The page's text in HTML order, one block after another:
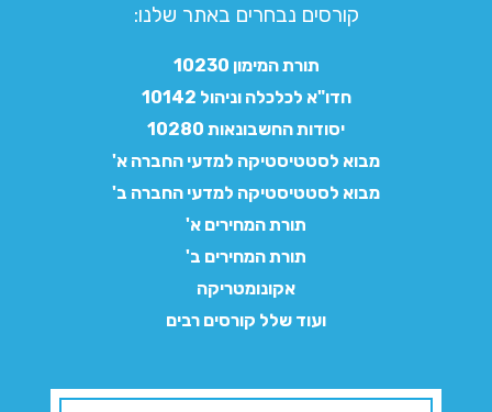
קורסים נבחרים באתר שלנו:​
תורת המימון 10230
חדו"א לכלכלה וניהול 10142
יסודות החשבונאות 10280
מבוא לסטטיסטיקה למדעי החברה א'
מבוא לסטטיסטיקה למדעי החברה ב'
תורת המחירים א'
תורת המחירים ב'
אקונומטריקה
ועוד שלל קורסים רבים